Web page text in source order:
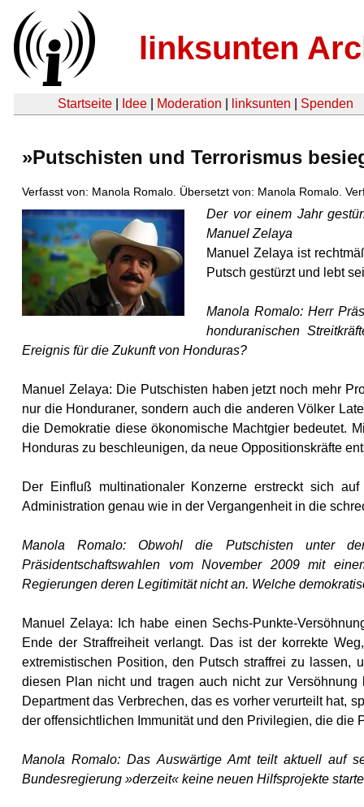
linksunten
Startseite Idee Moderation linksunten Spenden
»Putschisten und Terrorismus
Verfasst von: Manola Romalo. Übersetzt von: Manola Romalo.
Der vor einem Jahr
Manuel Zelaya
Manuel Zelaya ist
Putsch gestürzt und lebt
Manola Romalo: Herr
honduranischen
Ereignis für die Zukunft von Honduras?
Manuel Zelaya: Die Putschisten haben jetzt noch mehr
nur die Honduraner, sondern auch die anderen Völker
die Demokratie diese ökonomische Machtgier bedeutet.
Honduras zu beschleunigen, da neue Oppositionskräfte
Der Einfluß multinationaler Konzerne erstreckt sich
Administration genau wie in der Vergangenheit in die
Manola Romalo: Obwohl die Putschisten unter
Präsidentschaftswahlen vom November 2009 mit
Regierungen deren Legitimität nicht an. Welche
Manuel Zelaya: Ich habe einen Sechs-Punkte-
Ende der Straffreiheit verlangt. Das ist der korrekte
extremistischen Position, den Putsch straffrei zu lassen,
diesen Plan nicht und tragen auch nicht zur
Department das Verbrechen, das es vorher verurteilt hat,
der offensichtlichen Immunität und den Privilegien, die die
Manola Romalo: Das Auswärtige Amt teilt aktuell auf
Bundesregierung »derzeit« keine neuen Hilfsprojekte